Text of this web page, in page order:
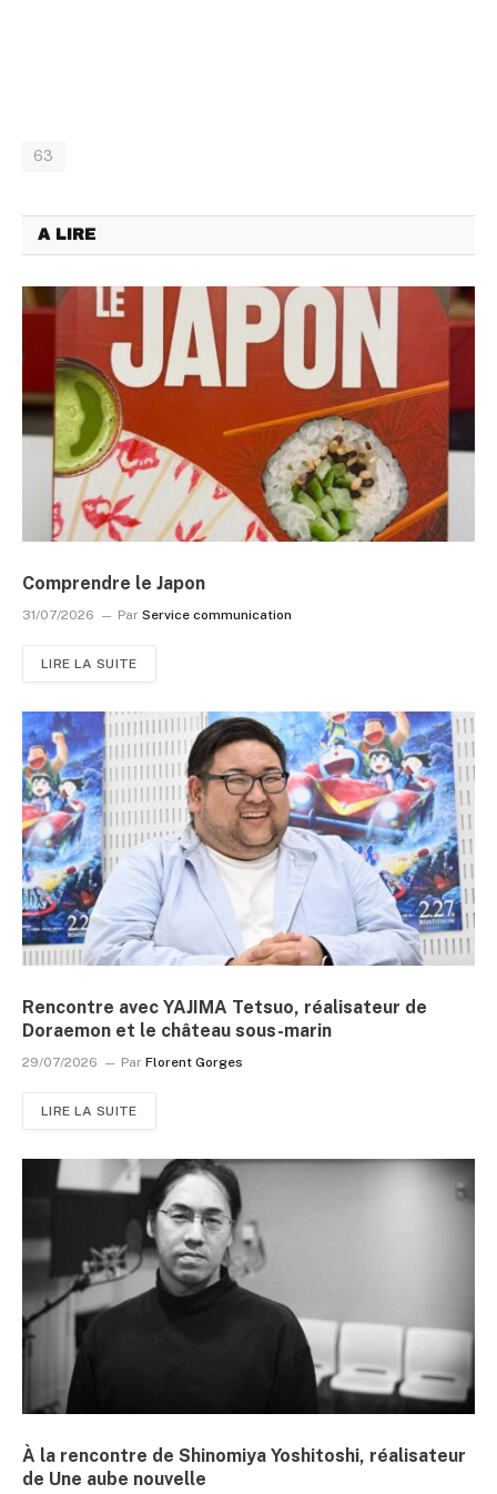
63
A LIRE
Comprendre le Japon
31/07/2026 Par Service communication
LIRE LA SUITE
Rencontre avec YAJIMA Tetsuo, réalisateur de
Doraemon et le château sous-marin
29/07/2026 Par Florent Gorges
LIRE LA SUITE
À la rencontre de Shinomiya Yoshitoshi, réalisateur
de Une aube nouvelle